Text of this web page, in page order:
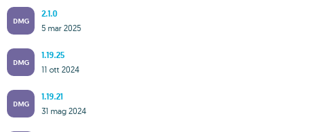
DMG
2.1.0
5 mar 2025
DMG
1.19.25
11 ott 2024
DMG
1.19.21
31 mag 2024